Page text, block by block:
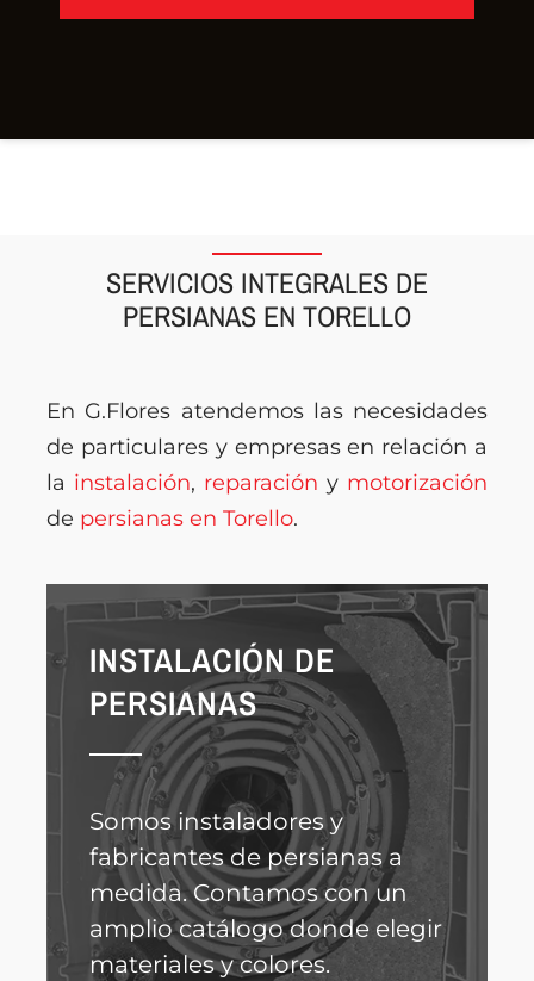
SERVICIOS INTEGRALES DE
PERSIANAS EN TORELLO
En G.Flores atendemos las necesidades
de particulares y empresas en relación a
la instalación, reparación y motorización
de persianas en Torello.
INSTALACIÓN DE
PERSIANAS
Somos instaladores y
fabricantes de persianas a
medida. Contamos con un
amplio catálogo donde elegir
materiales y colores.